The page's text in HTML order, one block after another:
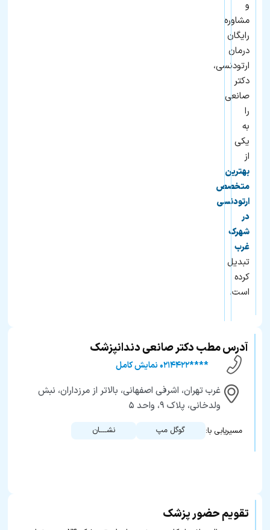
و
مشاوره
رایگان
درمان
ارتودنسی،
دکتر
صانعی
را
به
یکی
از
بهترین
متخصص
ارتودنسی
در
شهرک
غرب
تبدیل
کرده
است.
آدرس مطب دکتر صانعی دندانپزشک
****۰۲۱۴۴۲۲ نمایش کامل
غرب تهران، اشرفی اصفهانی، بالاتر از مرزداران، نبش
ولدخانی، پلاک ۹، واحد ۵
مسیریابی با: گوگل مپ نشــــان
تقویم حضور پزشک